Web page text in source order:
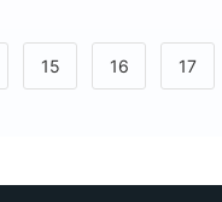
15 16 17